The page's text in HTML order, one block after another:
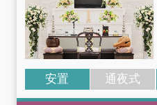
安置 通夜式